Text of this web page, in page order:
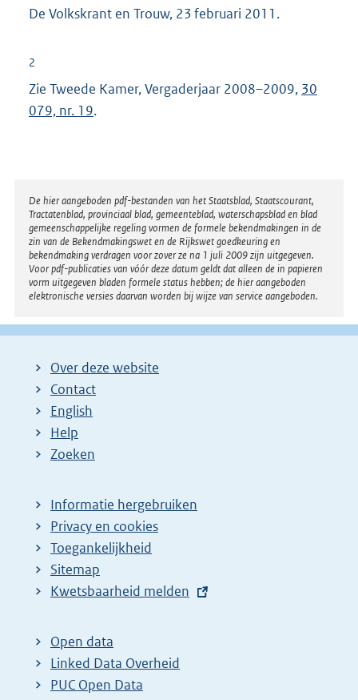
De Volkskrant en Trouw, 23 februari 2011.
2
Zie Tweede Kamer, Vergaderjaar 2008–2009, 30
079, nr. 19.
Disclaimer
De hier aangeboden pdf-bestanden van het Staatsblad, Staatscourant,
Tractatenblad, provinciaal blad, gemeenteblad, waterschapsblad en blad
gemeenschappelijke regeling vormen de formele bekendmakingen in de
zin van de Bekendmakingswet en de Rijkswet goedkeuring en
bekendmaking verdragen voor zover ze na 1 juli 2009 zijn uitgegeven.
Voor pdf-publicaties van vóór deze datum geldt dat alleen de in papieren
vorm uitgegeven bladen formele status hebben; de hier aangeboden
elektronische versies daarvan worden bij wijze van service aangeboden.
Over deze website
Contact
English
Help
Zoeken
Informatie hergebruiken
Privacy en cookies
Toegankelijkheid
Sitemap
E
t
e
r
Kwetsbaarheid melden
Open data
Linked Data Overheid
PUC Open Data